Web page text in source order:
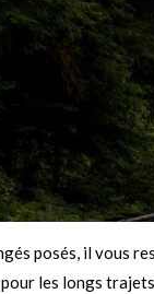
posés, il vous
pour les longs